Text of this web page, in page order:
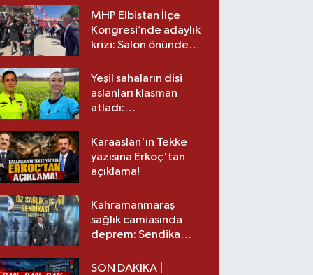
MHP Elbistan İlçe
Kongresi’nde adaylık
krizi: Salon önünde
Yeşil sahaların dişi
aslanları klasman
atladı:
üst lige iki transfer!
Karaaslan'ın Tekke
yazısına Erkoç'tan
açıklama!
Kahramanmaraş
sağlık camiasında
deprem: Sendika
SON DAKİKA |